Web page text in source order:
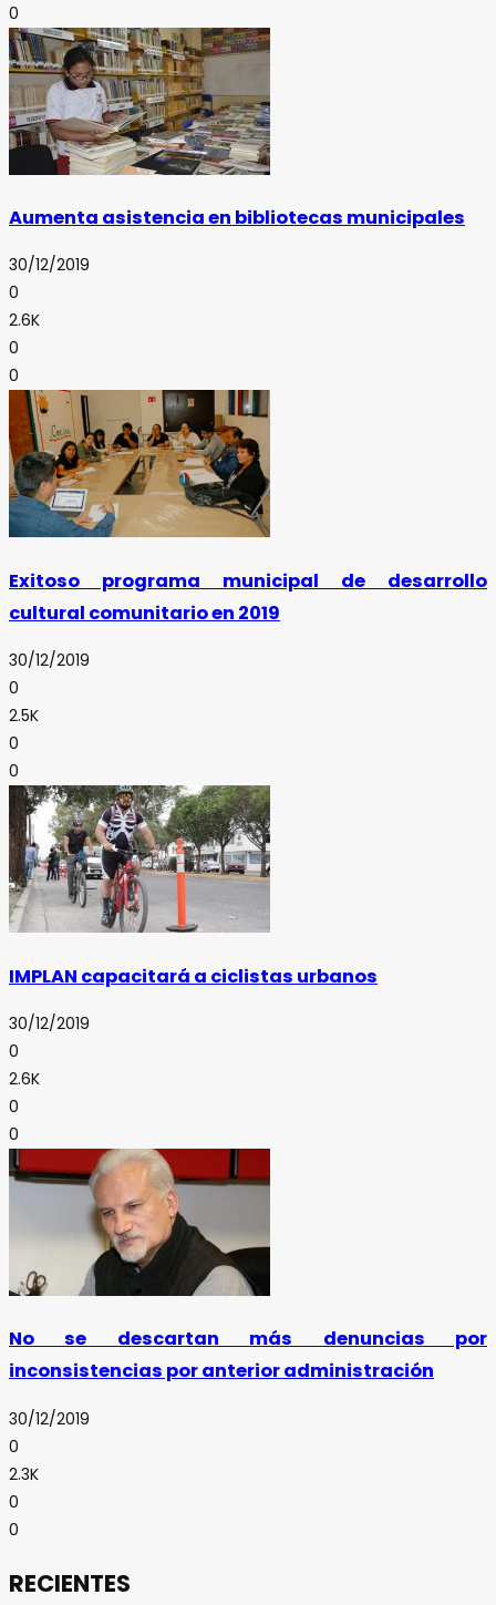
0
Aumenta asistencia en bibliotecas municipales
30/12/2019
0
2.6K
0
0
Exitoso programa municipal de desarrollo
cultural comunitario en 2019
30/12/2019
0
2.5K
0
0
IMPLAN capacitará a ciclistas urbanos
30/12/2019
0
2.6K
0
0
No se descartan más denuncias por
inconsistencias por anterior administración
30/12/2019
0
2.3K
0
0
RECIENTES